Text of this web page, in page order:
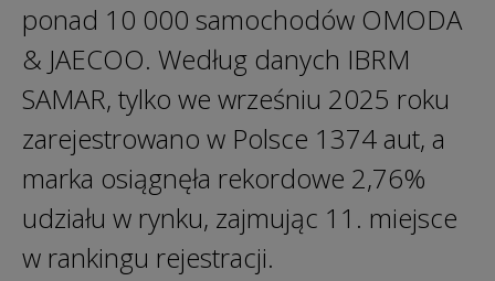
ponad 10 000 samochodów OMODA
& JAECOO. Według danych IBRM
SAMAR, tylko we wrześniu 2025 roku
zarejestrowano w Polsce 1374 aut, a
marka osiągnęła rekordowe 2,76%
udziału w rynku, zajmując 11. miejsce
w rankingu rejestracji.